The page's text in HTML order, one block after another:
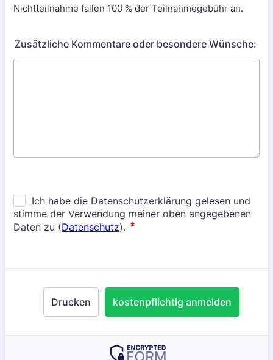
Nichtteilnahme fallen 100 % der Teilnahmegebühr an.
Zusätzliche Kommentare oder besondere Wünsche:
Drucken kostenpflichtig anmelden